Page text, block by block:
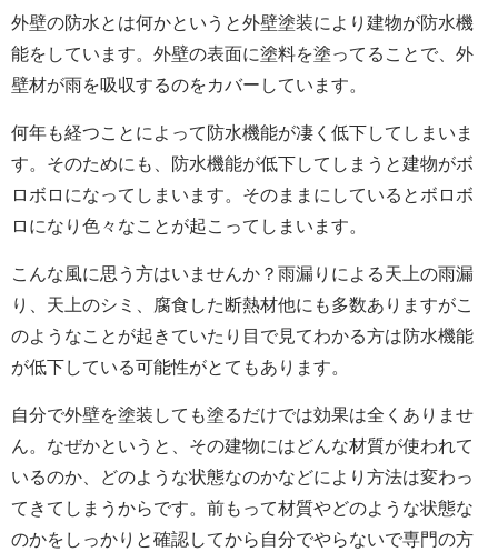
外壁の防水とは何かというと外壁塗装により建物が防水機
能をしています。外壁の表面に塗料を塗ってることで、外
壁材が雨を吸収するのをカバーしています。
何年も経つことによって防水機能が凄く低下してしまいま
す。そのためにも、防水機能が低下してしまうと建物がボ
ロボロになってしまいます。そのままにしているとボロボ
ロになり色々なことが起こってしまいます。
こんな風に思う方はいませんか？雨漏りによる天上の雨漏
り、天上のシミ、
腐食した断熱材他にも多数ありますがこ
のようなことが起きていたり目で見てわかる方は防水機能
が低下している可能性がとてもあります。
自分で外壁を塗装しても塗るだけでは効果は全くありませ
ん。なぜかというと、その建物にはどんな材質が使われて
いるのか、どのような状態なのかなどにより方法は変わっ
てきてしまうからです。前もって材質やどのような状態な
のかをしっかりと確認してから自分でやらないで専門の方